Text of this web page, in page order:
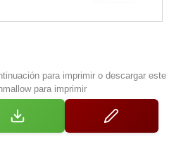
para imprimir o descargar este
para imprimir